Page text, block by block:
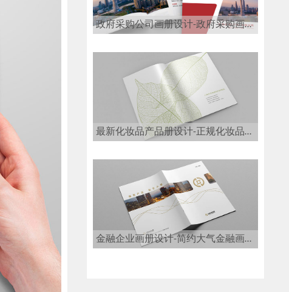
政府采购公司画册设计-政府采购画册设计公司
最新化妆品产品册设计-正规化妆品画册设计公司
金融企业画册设计-简约大气金融画册设计